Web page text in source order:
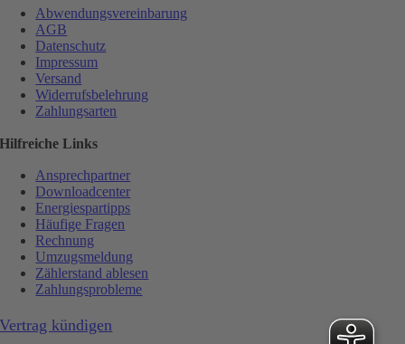
Abwendungsvereinbarung
AGB
Datenschutz
Impressum
Versand
Widerrufsbelehrung
Zahlungsarten
Hilfreiche Links
Ansprechpartner
Downloadcenter
Energiespartipps
Häufige Fragen
Rechnung
Umzugsmeldung
Zählerstand ablesen
Zahlungsprobleme
Vertrag kündigen